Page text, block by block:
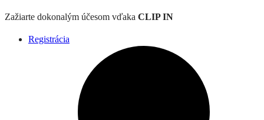
Zažiarte dokonalým účesom vďaka CLIP IN
Registrácia